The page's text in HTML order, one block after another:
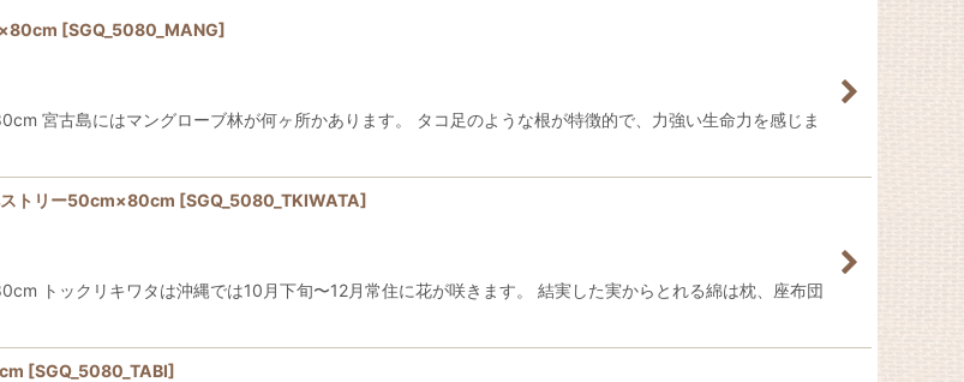
絞り込む
[SGQ_5080_MANG]
宮古島にはマングローブ林が何ヶ所かあります。 タコ足のような根が特徴的で、力強い生命力を感じま
ストリー50cm×80cm [SGQ_5080_TKIWATA]
トックリキワタは沖縄では10月下旬〜12月常住に花が咲きます。 結実した実からとれる綿は枕、座布団
[SGQ_5080_TABI]